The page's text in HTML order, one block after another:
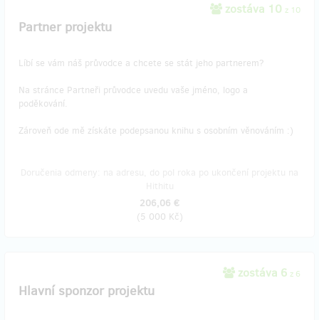
zostáva 10 z 10
Partner projektu
Líbí se vám náš průvodce a chcete se stát jeho partnerem?
Na stránce Partneři průvodce uvedu vaše jméno, logo a
poděkování.
Zároveň ode mě získáte podepsanou knihu s osobním věnováním :)
206,06 €
(5 000 Kč)
zostáva 6 z 6
Hlavní sponzor projektu